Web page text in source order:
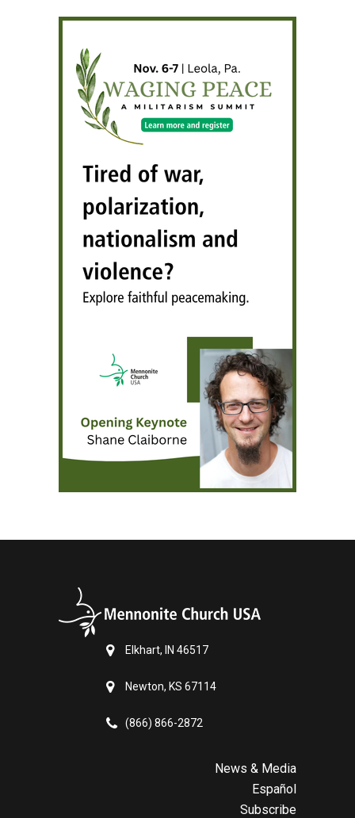
Elkhart, IN 46517
Newton, KS 67114
(866) 866-2872
News & Media
Español
Subscribe